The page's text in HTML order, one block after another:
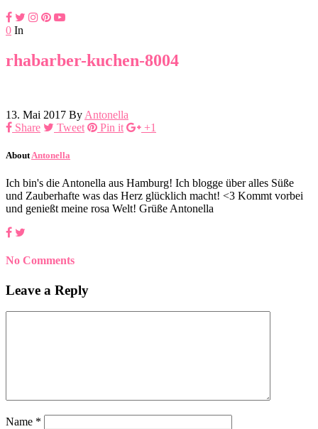
0 In
rhabarber-kuchen-8004
13. Mai 2017 By Antonella
Share
Tweet Pin it +1
About Antonella
Ich bin's die Antonella aus Hamburg! Ich blogge über alles Süße
und Zauberhafte was das Herz glücklich macht! <3 Kommt vorbei
und genießt meine rosa Welt! Grüße Antonella
No Comments
Leave a Reply
Name *